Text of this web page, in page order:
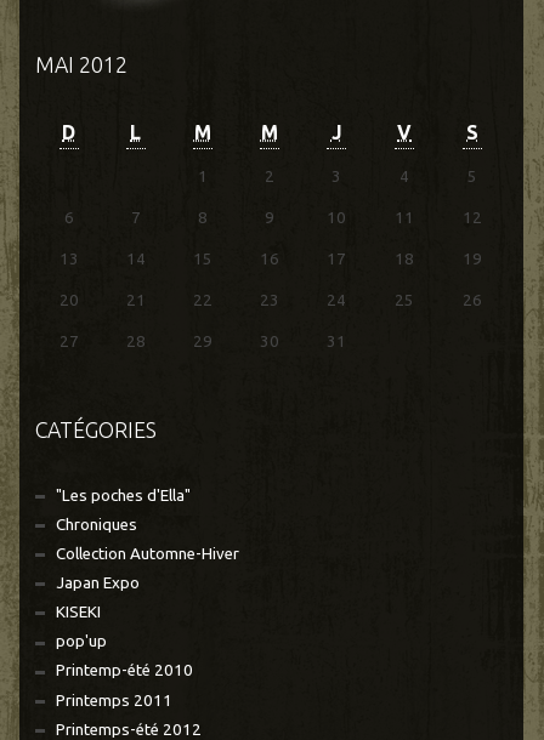
MAI 2012
D L M M J V S
1 2 3 4 5
6 7 8 9 10 11 12
13 14 15 16 17 18 19
20 21 22 23 24 25 26
27 28 29 30 31
CATÉGORIES
"Les poches d'Ella"
Chroniques
Collection Automne-Hiver
Japan Expo
KISEKI
pop'up
Printemp-été 2010
Printemps 2011
Printemps-été 2012